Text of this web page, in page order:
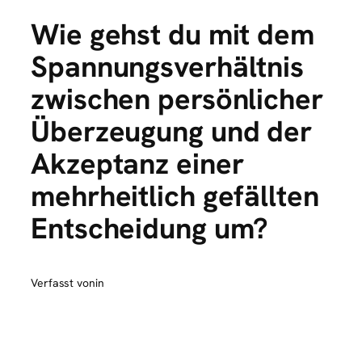
Wie gehst du mit dem
Spannungsverhältnis
zwischen persönlicher
Überzeugung und der
Akzeptanz einer
mehrheitlich gefällten
Entscheidung um?
Verfasst vonin